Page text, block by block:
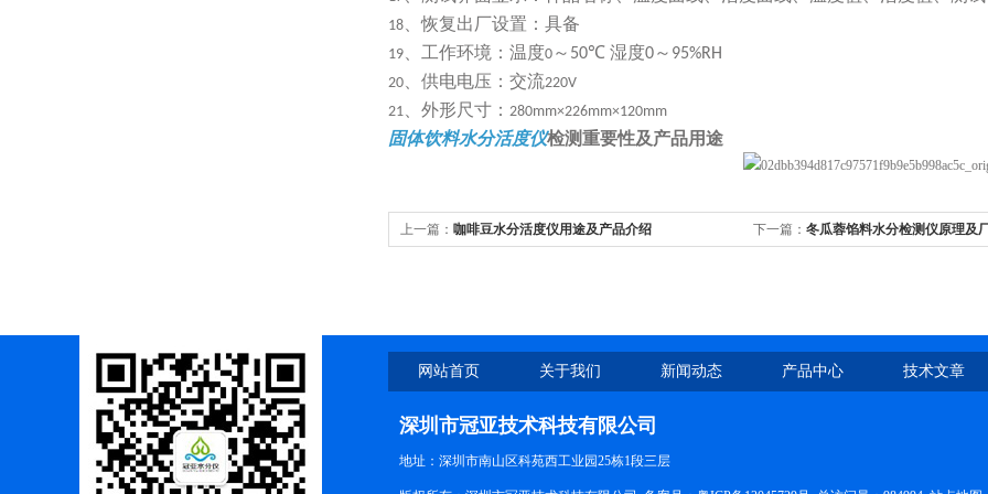
18 、恢复出厂设置 ：具备
19 、工作环境 ： 温度0 ～ 50℃ 湿度0～ 95%RH
20 、供电电压 ： 交流220V
21 、外形尺寸 ： 280mm×226mm×120mm
固体饮料水分活度仪检测重要性及产品用途
上一篇： 咖啡豆水分活度仪用途及产品介绍 下一篇： 冬瓜蓉馅料水分检测仪原理及
网站首页 关于我们 新闻动态 产品中心 技术文章
深圳市冠亚技术科技有限公司
地址：深圳市南山区科苑西工业园25栋1段三层